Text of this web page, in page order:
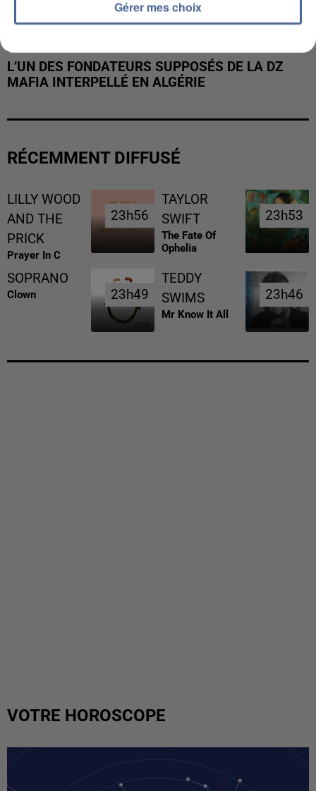
L’UN DES FONDATEURS SUPPOSÉS DE LA DZ
MAFIA INTERPELLÉ EN ALGÉRIE
RÉCEMMENT DIFFUSÉ
LILLY WOOD
AND THE
PRICK
Prayer In C
23h56
23h56
TAYLOR
SWIFT
The Fate Of
Ophelia
23h53
23h53
SOPRANO
Clown 23h49
23h49
TEDDY
SWIMS
Mr Know It All
23h46
23h46
VOTRE HOROSCOPE
Gérer mes choix